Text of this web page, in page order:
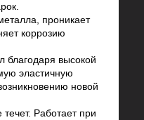
проникает
коррозию
благодаря высокой
эластичную
новой
Работает при